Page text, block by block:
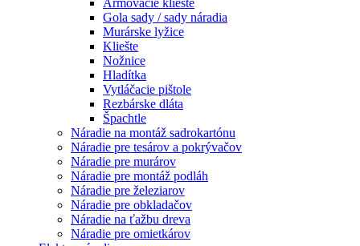
Armovacie kliešte
Gola sady / sady náradia
Murárske lyžice
Kliešte
Nožnice
Hladítka
Vytláčacie pištole
Rezbárske dláta
Špachtle
Náradie na montáž sadrokartónu
Náradie pre tesárov a pokrývačov
Náradie pre murárov
Náradie pre montáž podláh
Náradie pre železiarov
Náradie pre obkladačov
Náradie na ťažbu dreva
Náradie pre omietkárov